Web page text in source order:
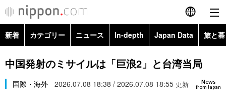
English
简体字
繁體字
新着 カテゴリー ニュース In-depth Japan Data 旅と
政治・外交
経済・ビジネス
Topics
Images
中国発射のミサイルは「巨浪2」と台湾当局
News
from Japan
国際・海外 2026.07.08 18:38 / 2026.07.08 18:55 更新